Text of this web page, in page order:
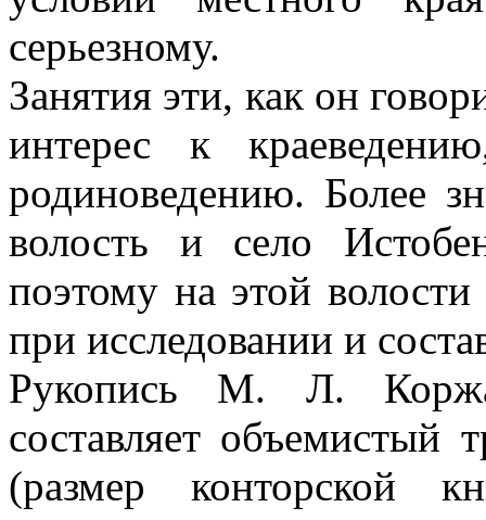
серьезному.
Занятия эти, как он
интерес к
родиноведению. Более
волость и село
поэтому на этой
при исследовании и
Рукопись М. Л.
составляет объемистый
(размер конторской